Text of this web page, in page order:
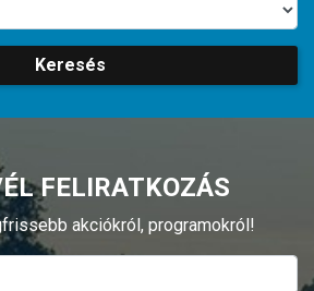
Keresés
FELIRATKOZÁS
akciókról, programokról!